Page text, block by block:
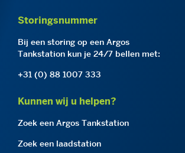
Storingsnummer
Bij een storing op een Argos
Tankstation kun je 24/7 bellen met:
+31 (0) 88 1007 333
Kunnen wij u helpen?
Zoek een Argos Tankstation
Zoek een laadstation